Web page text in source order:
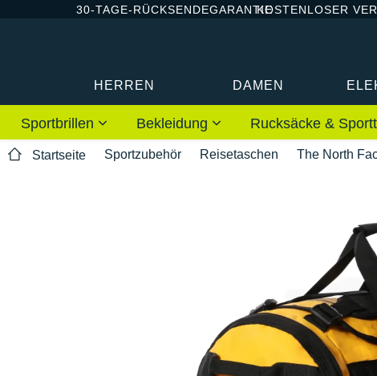
30-TAGE-RÜCKSENDEGARANTIEKOSTENLOSER
HERREN DAMEN
Sportbrillen Bekleidung Rucksäcke &
Startseite Sportzubehör Reisetaschen The North